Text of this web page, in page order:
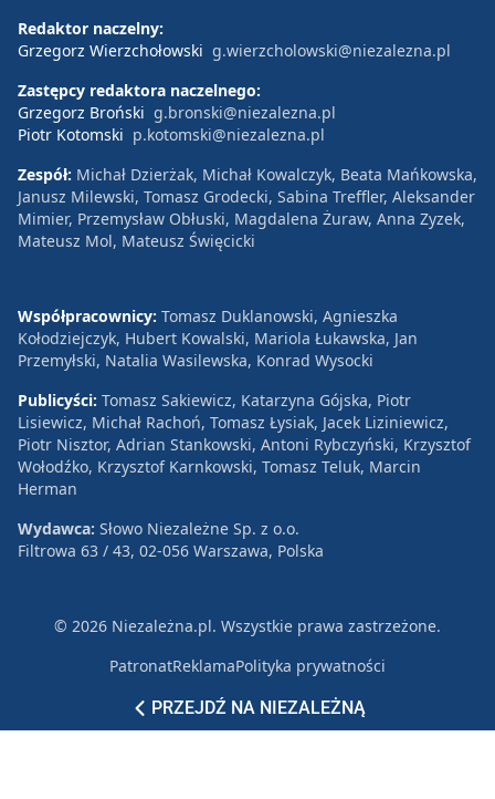
PRZEJDŹ NA NIEZALEŻNĄ
Redaktor naczelny:
Grzegorz Wierzchołowski g.wierzcholowski@niezalezna.pl
Zastępcy redaktora naczelnego:
Grzegorz Broński g.bronski@niezalezna.pl
Piotr Kotomski p.kotomski@niezalezna.pl
Zespół: Michał Dzierżak, Michał Kowalczyk, Beata Mańkowska,
Janusz Milewski, Tomasz Grodecki, Sabina Treffler, Aleksander
Mimier, Przemysław Obłuski, Magdalena Żuraw, Anna Zyzek,
Mateusz Mol, Mateusz Święcicki
Współpracownicy: Tomasz Duklanowski, Agnieszka
Kołodziejczyk, Hubert Kowalski, Mariola Łukawska, Jan
Przemyłski, Natalia Wasilewska, Konrad Wysocki
Publicyści: Tomasz Sakiewicz, Katarzyna Gójska, Piotr
Lisiewicz, Michał Rachoń, Tomasz Łysiak, Jacek Liziniewicz,
Piotr Nisztor, Adrian Stankowski, Antoni Rybczyński, Krzysztof
Wołodźko, Krzysztof Karnkowski, Tomasz Teluk, Marcin
Herman
Wydawca: Słowo Niezależne Sp. z o.o.
Filtrowa 63 / 43, 02-056 Warszawa, Polska
© 2026 Niezależna.pl. Wszystkie prawa zastrzeżone.
PatronatReklamaPolityka prywatności